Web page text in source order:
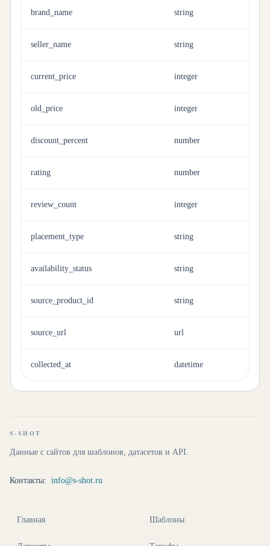
brand_name string
seller_name string
current_price integer
old_price integer
discount_percent number
rating number
review_count integer
placement_type string
availability_status string
source_product_id string
source_url url
collected_at datetime
S-SHOT
Данные с сайтов для шаблонов, датасетов и API.
Контакты: info@s-shot.ru
Главная Шаблоны